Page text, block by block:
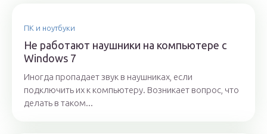
ПК и ноутбуки
Не работают наушники на компьютере с
Windows 7
Иногда пропадает звук в наушниках, если
подключить их к компьютеру. Возникает вопрос, что
делать в таком...